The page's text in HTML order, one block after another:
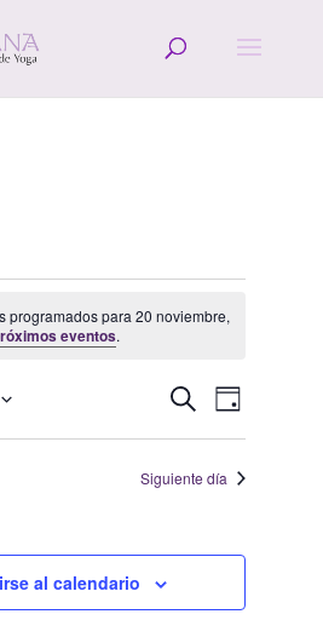
programados para 20 noviembre,
eventos.
de
y
de
Eventos
Buscar
de
vistas
de
Día
Siguiente día
al calendario